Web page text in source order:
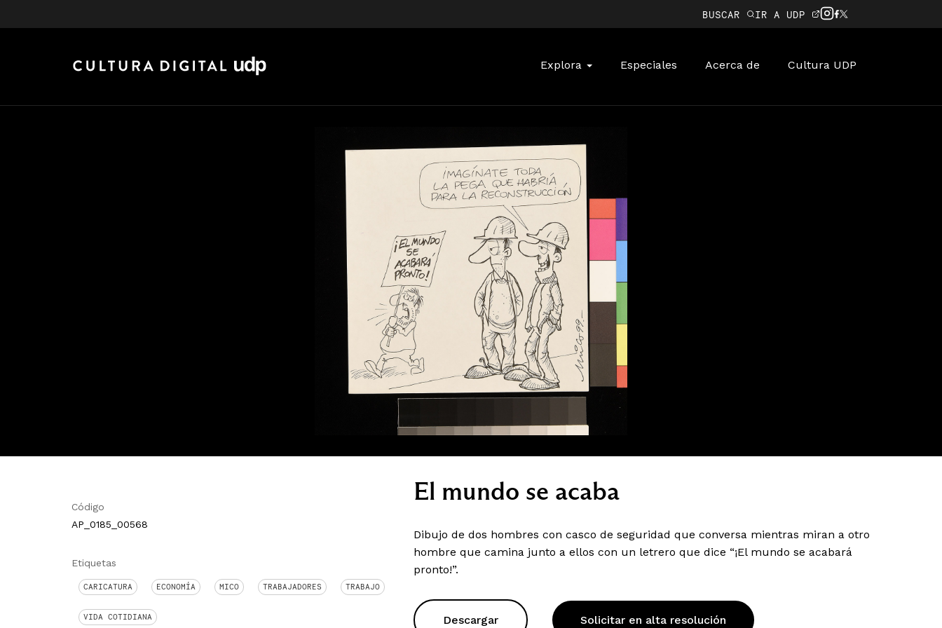
BUSCAR IR A UDP
Explora Especiales Acerca de Cultura UDP
Código
AP_0185_00568
Etiquetas
CARICATURA ECONOMÍA MICO TRABAJADORES TRABAJO
VIDA COTIDIANA
El mundo se acaba
Dibujo de dos hombres con casco de seguridad que conversa mientras miran a otro
hombre que camina junto a ellos con un letrero que dice “¡El mundo se acabará
pronto!”.
Descargar Solicitar en alta resolución